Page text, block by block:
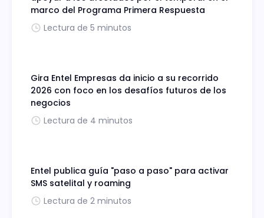
marco del Programa Primera Respuesta
Lectura de 5 minutos
Gira Entel Empresas da inicio a su recorrido
2026 con foco en los desafíos futuros de los
negocios
Lectura de 4 minutos
Entel publica guía "paso a paso" para activar
SMS satelital y roaming
Lectura de 2 minutos